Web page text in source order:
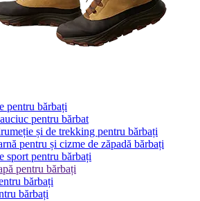
pentru bărbați
pentru bărbat
și de trekking pentru bărbați
pentru și cizme de zăpadă bărbați
sport pentru bărbați
pentru bărbați
bărbați
bărbați